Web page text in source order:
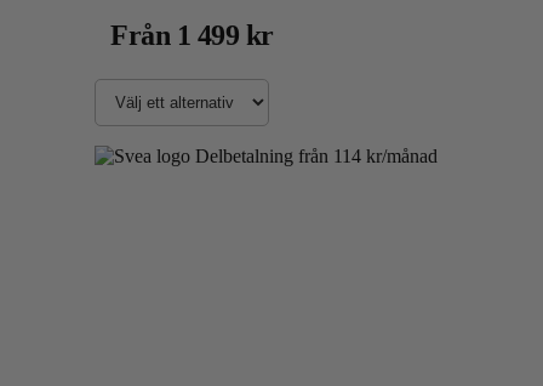
Från 1 499 kr
Delbetalning från 114 kr/månad